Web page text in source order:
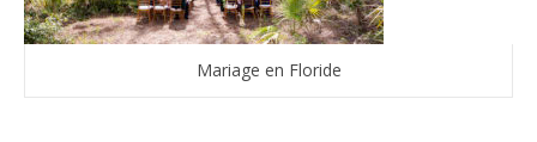
Mariage en Floride